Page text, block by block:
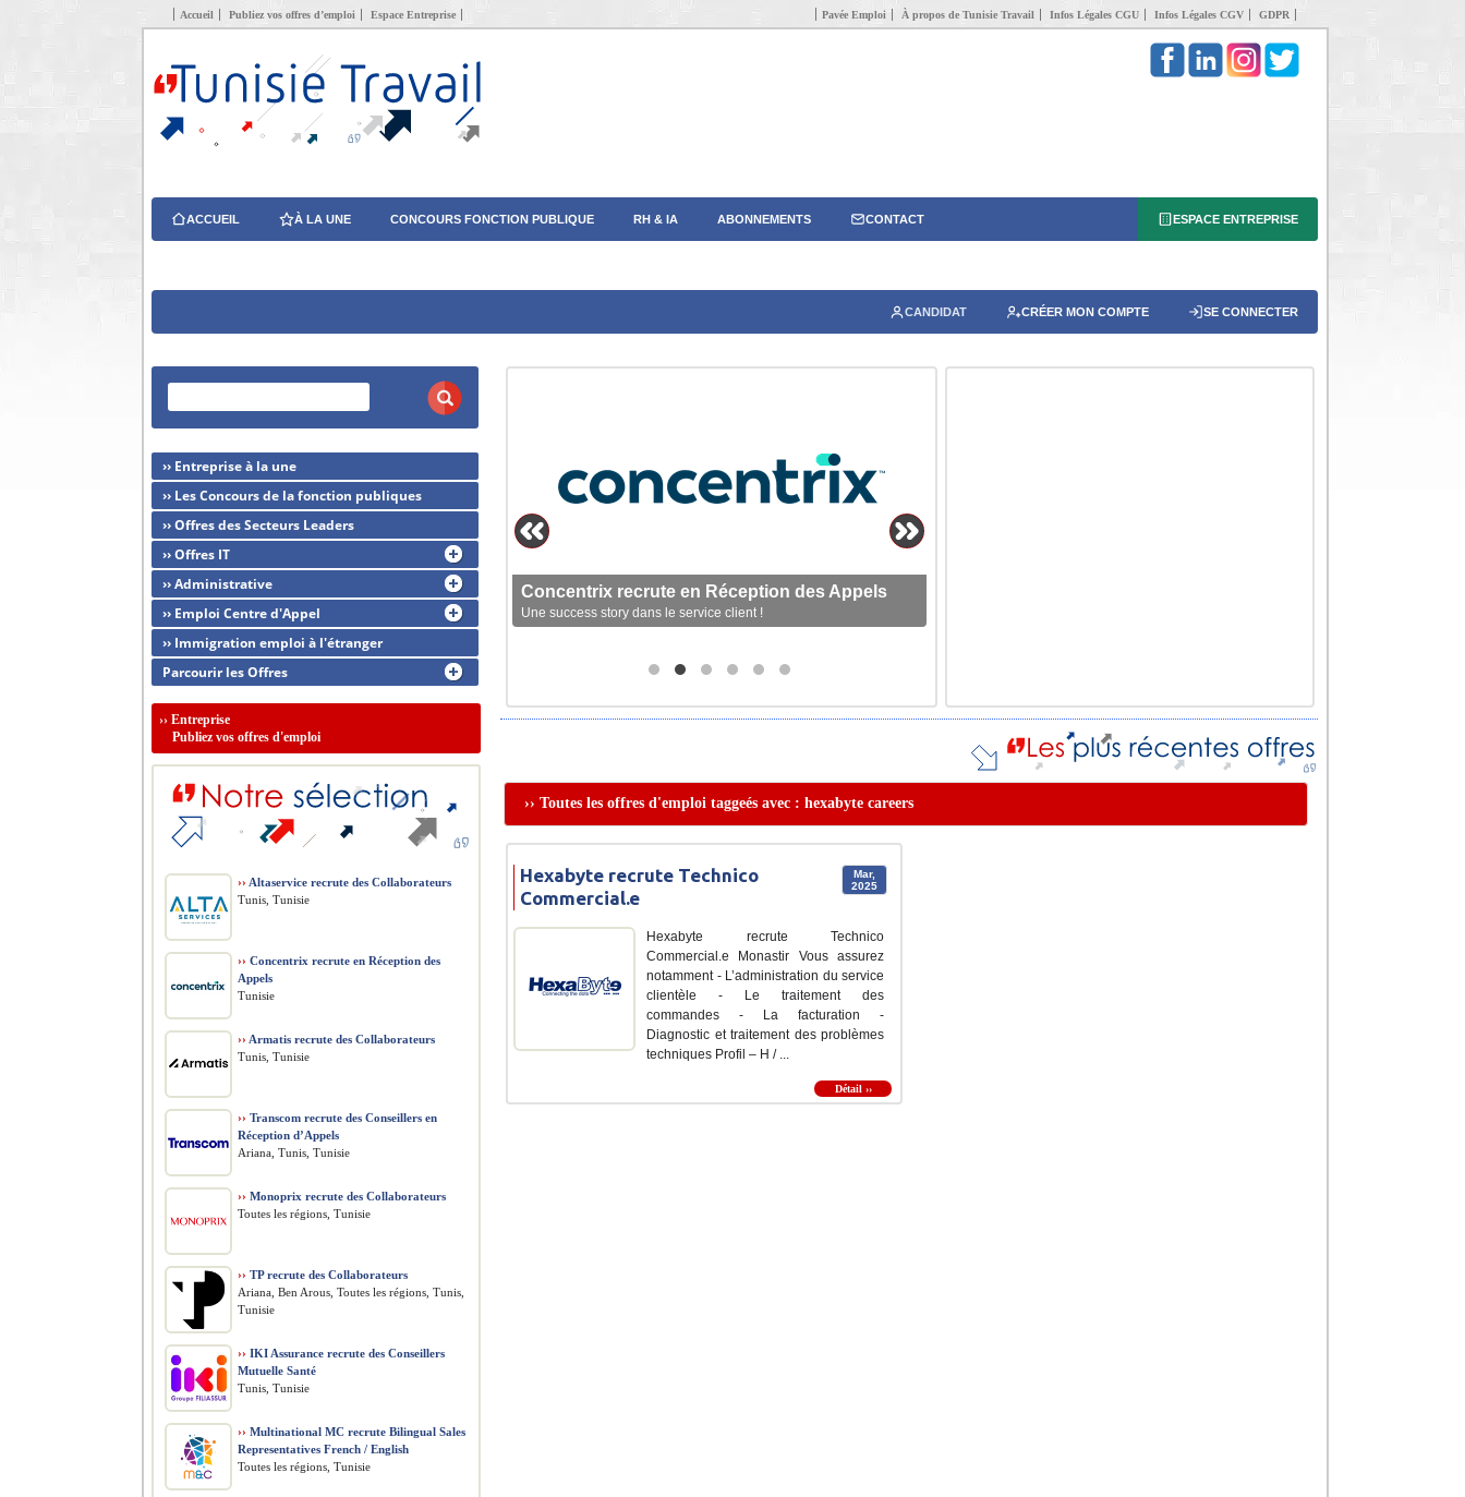
Accueil Publiez vos offres d’emploi Espace Entreprise Pavée Emploi À propos de Tunisie Travail Infos Légales CGU Infos Légales CGV GDPR
ACCUEIL À LA UNE CONCOURS FONCTION PUBLIQUE RH & IA ABONNEMENTS CONTACT ESPACE ENTREPRISE
CANDIDAT CRÉER MON COMPTE SE CONNECTER
Concentrix recrute en Réception des Appels
Une success story dans le service client !
›› Toutes les offres d'emploi taggeés avec : hexabyte careers
Mar,
2025
Hexabyte recrute Technico
Commercial.e
Hexabyte recrute Technico
Commercial.e Monastir Vous assurez
notamment - L’administration du service
clientèle - Le traitement des
commandes - La facturation -
Diagnostic et traitement des problèmes
techniques Profil – H / ...
Détail ››
›› Entreprise à la une
›› Les Concours de la fonction publiques
›› Offres des Secteurs Leaders
›› Offres IT
›› Administrative
›› Emploi Centre d'Appel
›› Immigration emploi à l'étranger
Parcourir les Offres
›› Entreprise
Publiez vos offres d'emploi
›› Altaservice recrute des Collaborateurs
Tunis, Tunisie
›› Concentrix recrute en Réception des
Appels
Tunisie
›› Armatis recrute des Collaborateurs
Tunis, Tunisie
›› Transcom recrute des Conseillers en
Réception d’Appels
Ariana, Tunis, Tunisie
›› Monoprix recrute des Collaborateurs
Toutes les régions, Tunisie
›› TP recrute des Collaborateurs
Ariana, Ben Arous, Toutes les régions, Tunis,
Tunisie
›› IKI Assurance recrute des Conseillers
Mutuelle Santé
Tunis, Tunisie
›› Multinational MC recrute Bilingual Sales
Representatives French / English
Toutes les régions, Tunisie